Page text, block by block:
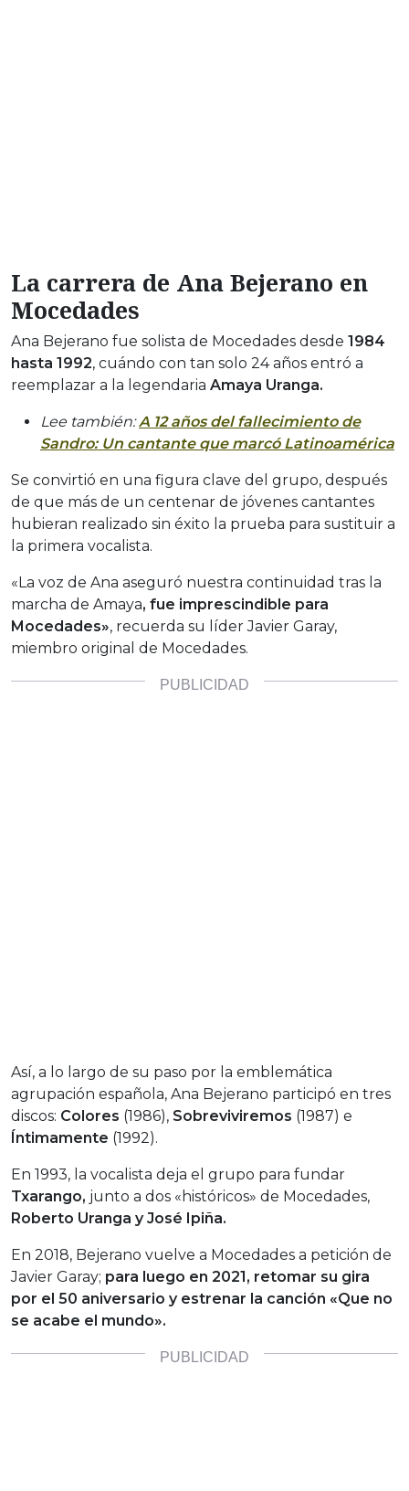
La carrera de Ana Bejerano en
Mocedades
Ana Bejerano fue solista de Mocedades desde 1984
hasta 1992, cuándo con tan solo 24 años entró a
reemplazar a la legendaria Amaya Uranga.
Lee también:A 12 años del fallecimiento de
Sandro: Un cantante que marcó Latinoamérica
Se convirtió en una figura clave del grupo, después
de que más de un centenar de jóvenes cantantes
hubieran realizado sin éxito la prueba para sustituir a
la primera vocalista.
«La voz de Ana aseguró nuestra continuidad tras la
marcha de Amaya, fue imprescindible para
Mocedades», recuerda su líder Javier Garay,
miembro original de Mocedades.
Así, a lo largo de su paso por la emblemática
agrupación española, Ana Bejerano participó en tres
discos: Colores (1986), Sobreviviremos (1987) e
Íntimamente (1992).
En 1993, la vocalista deja el grupo para fundar
Txarango, junto a dos «históricos» de Mocedades,
Roberto Uranga y José Ipiña.
En 2018, Bejerano vuelve a Mocedades a petición de
Javier Garay; para luego en 2021, retomar su gira
por el 50 aniversario y estrenar la canción «Que no
se acabe el mundo».